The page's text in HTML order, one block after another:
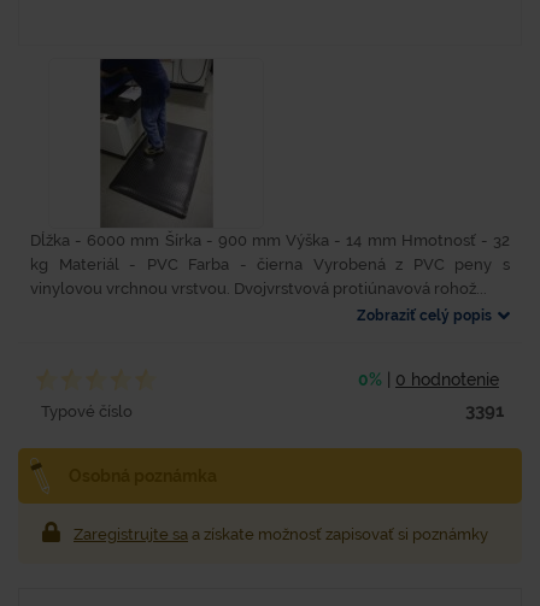
Dĺžka - 6000 mm Šírka - 900 mm Výška - 14 mm Hmotnosť - 32
kg Materiál - PVC Farba - čierna Vyrobená z PVC peny s
vinylovou vrchnou vrstvou. Dvojvrstvová protiúnavová rohož...
Zobraziť celý popis
0% 0 hodnotenie
Typové číslo 3391
Zaregistrujte sa a získate možnosť zapisovať si poznámky